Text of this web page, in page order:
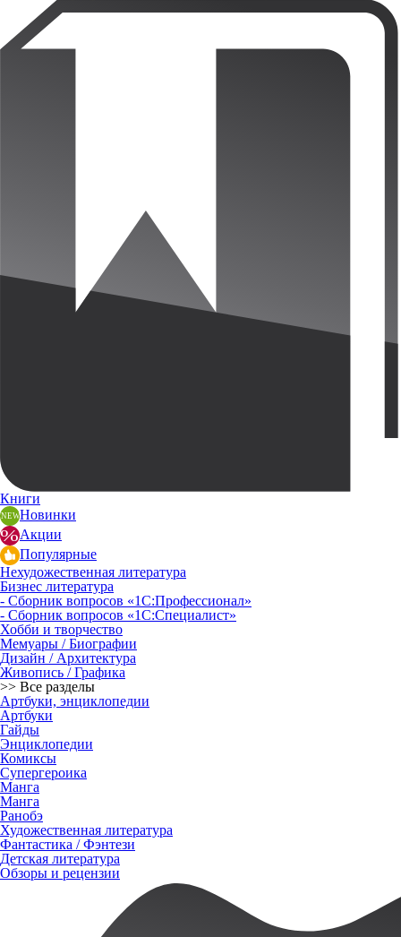
Книги
Новинки
Акции
Популярные
Нехудожественная литература
Бизнес литература
- Сборник вопросов «1С:Профессионал»
- Сборник вопросов «1С:Специалист»
Хобби и творчество
Мемуары / Биографии
Дизайн / Архитектура
Живопись / Графика
>> Все разделы
Артбуки, энциклопедии
Артбуки
Гайды
Энциклопедии
Комиксы
Супергероика
Манга
Манга
Ранобэ
Художественная литература
Фантастика / Фэнтези
Детская литература
Обзоры и рецензии